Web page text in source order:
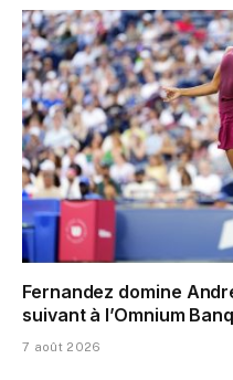
Fernandez domine
suivant à l’Omnium
7 août 2026